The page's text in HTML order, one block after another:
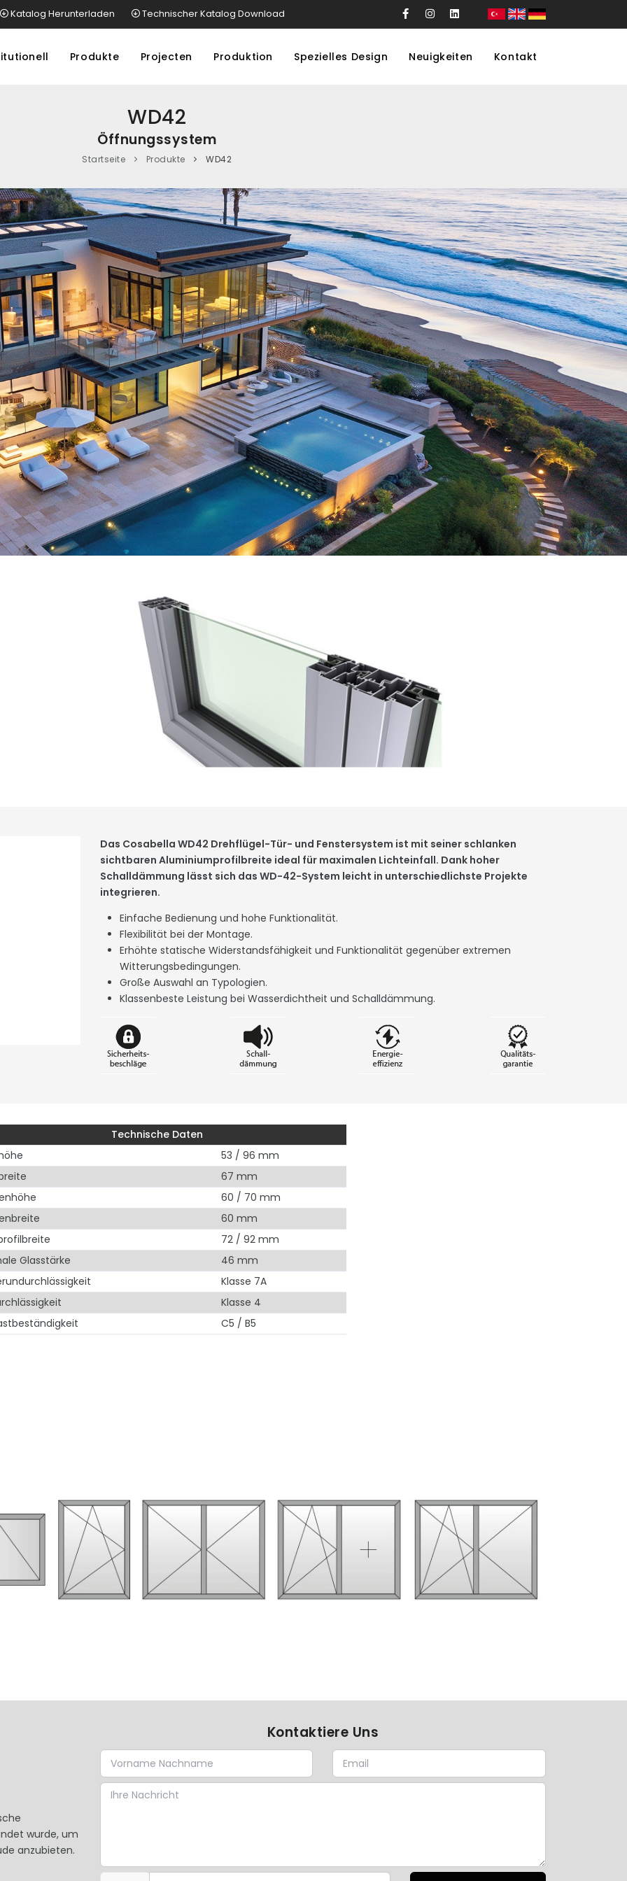
Katalog Herunterladen Technischer Katalog Download
Produkte Projecten Produktion Spezielles Design Neuigkeiten Kontakt
WD42
Öffnungssystem
Startseite Produkte WD42
Das Cosabella WD42 Drehflügel-Tür- und Fenstersystem ist mit seiner schlanken
sichtbaren Aluminiumprofilbreite ideal für maximalen Lichteinfall. Dank hoher
Schalldämmung lässt sich das WD-42-System leicht in unterschiedlichste Projekte
integrieren.
Einfache Bedienung und hohe Funktionalität.
Flexibilität bei der Montage.
Erhöhte statische Widerstandsfähigkeit und Funktionalität gegenüber extremen
Witterungsbedingungen.
Große Auswahl an Typologien.
Klassenbeste Leistung bei Wasserdichtheit und Schalldämmung.
Technische Daten
53 / 96 mm
67 mm
60 / 70 mm
60 mm
72 / 92 mm
Glasstärke
46 mm
Klasse 7A
Klasse 4
C5 / B5
wurde, um
anzubieten.
Kontaktiere Uns